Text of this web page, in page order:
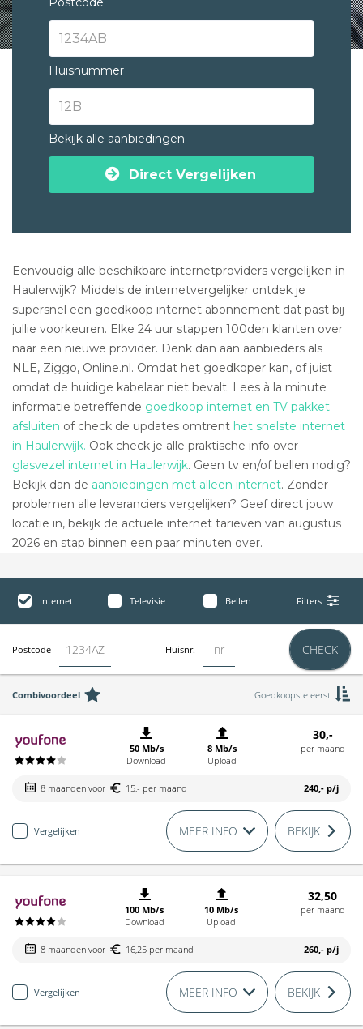
Huisnummer
Bekijk alle aanbiedingen
Direct Vergelijken
Eenvoudig alle beschikbare internetproviders vergelijken in
Haulerwijk? Middels de internetvergelijker ontdek je
supersnel een goedkoop internet abonnement dat past bij
jullie voorkeuren. Elke 24 uur stappen 100den klanten over
naar een nieuwe provider. Denk dan aan aanbieders als
NLE, Ziggo, Online.nl. Omdat het goedkoper kan, of juist
omdat de huidige kabelaar niet bevalt. Lees à la minute
informatie betreffende goedkoop internet en TV pakket
afsluiten of check de updates omtrent het snelste internet
in Haulerwijk. Ook check je alle praktische info over
glasvezel internet in Haulerwijk. Geen tv en/of bellen nodig?
Bekijk dan de aanbiedingen met alleen internet. Zonder
problemen alle leveranciers vergelijken? Geef direct jouw
locatie in, bekijk de actuele internet tarieven van augustus
2026 en stap binnen een paar minuten over.
Internet Televisie Bellen Filters
Postcode Huisnr. CHECK
Combivoordeel Goedkoopste eerst
50 Mb/s
Download
8 Mb/s
Upload
30,-
per maand
8 maanden voor 15,- per maand 240,- p/j
Vergelijken MEER INFO BEKIJK
100 Mb/s
Download
10 Mb/s
Upload
32,50
per maand
8 maanden voor 16,25 per maand 260,- p/j
Vergelijken MEER INFO BEKIJK